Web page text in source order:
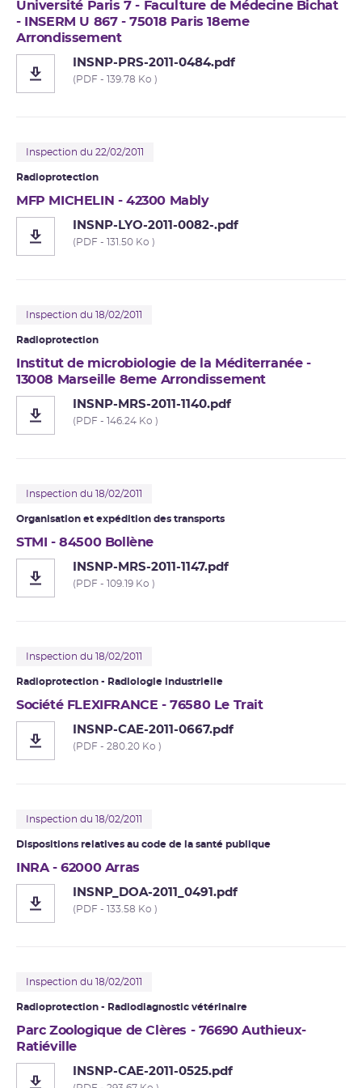
Université Paris 7 - Faculture de Médecine Bichat
- INSERM U 867 - 75018 Paris 18eme
Arrondissement
INSNP-PRS-2011-0484.pdf
(PDF - 139.78 Ko )
Inspection du 22/02/2011
Radioprotection
MFP MICHELIN - 42300 Mably
INSNP-LYO-2011-0082-.pdf
(PDF - 131.50 Ko )
Inspection du 18/02/2011
Radioprotection
Institut de microbiologie de la Méditerranée -
13008 Marseille 8eme Arrondissement
INSNP-MRS-2011-1140.pdf
(PDF - 146.24 Ko )
Inspection du 18/02/2011
Organisation et expédition des transports
STMI - 84500 Bollène
INSNP-MRS-2011-1147.pdf
(PDF - 109.19 Ko )
Inspection du 18/02/2011
Radioprotection - Radiologie industrielle
Société FLEXIFRANCE - 76580 Le Trait
INSNP-CAE-2011-0667.pdf
(PDF - 280.20 Ko )
Inspection du 18/02/2011
Dispositions relatives au code de la santé publique
INRA - 62000 Arras
INSNP_DOA-2011_0491.pdf
(PDF - 133.58 Ko )
Inspection du 18/02/2011
Radioprotection - Radiodiagnostic vétérinaire
Parc Zoologique de Clères - 76690 Authieux-
Ratiéville
INSNP-CAE-2011-0525.pdf